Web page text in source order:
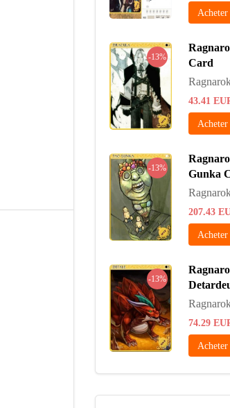
Acheter
-13%
Card
43.41
Acheter
-13%
Gunka
207.43
Acheter
-13%
74.29
Acheter